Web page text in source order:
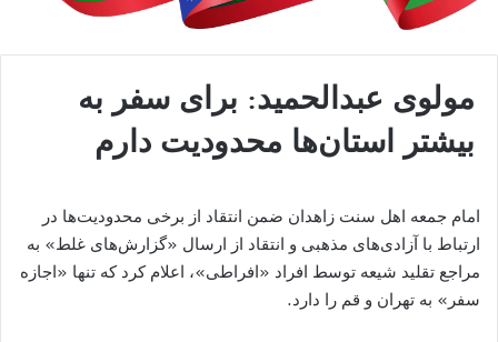
مولوی عبدالحمید: برای سفر به
بیشتر استان‌ها محدودیت دارم
امام جمعه اهل سنت زاهدان ضمن انتقاد از برخی محدودیتها در
ارتباط با آزادیهای مذهبی و انتقاد از ارسال «گزارشهای غلط» به
مراجع تقلید شیعه توسط افراد «افراطی»، اعلام کرد که تنها «اجازه
سفر » به تهران و قم را دارد.